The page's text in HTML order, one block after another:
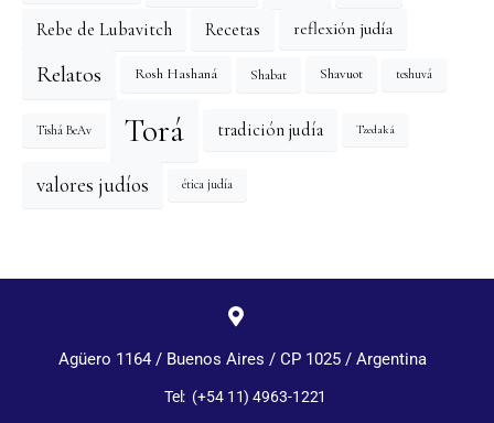
Rebe de Lubavitch Recetas reflexión judía
Relatos Rosh Hashaná Shabat Shavuot teshuvá
Tishá BeAv Torá tradición judía Tzedaká
valores judíos ética judía
Agüero 1164 / Buenos Aires / CP 1025 / Argentina
Tel: (+54 11) 4963-1221